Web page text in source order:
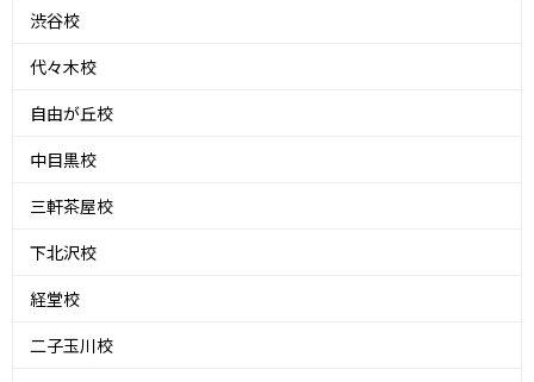
渋谷校
代々木校
自由が丘校
中目黒校
三軒茶屋校
下北沢校
経堂校
二子玉川校